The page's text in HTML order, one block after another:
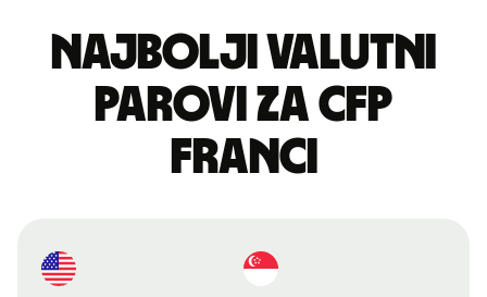
Najbolji valutni
parovi za CFP
franci